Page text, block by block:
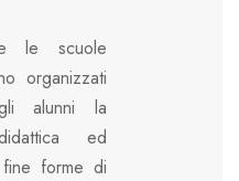
le scuole
organizzati
alunni la
ed
forme di